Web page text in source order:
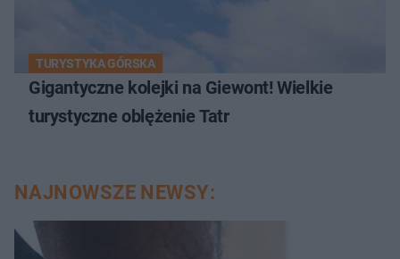
TURYSTYKA GÓRSKA
Gigantyczne kolejki na Giewont! Wielkie
turystyczne oblężenie Tatr
NAJNOWSZE NEWSY: